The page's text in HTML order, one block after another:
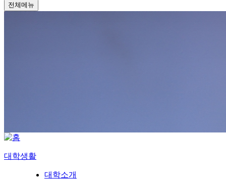
전체메뉴
대학생활
대학소개